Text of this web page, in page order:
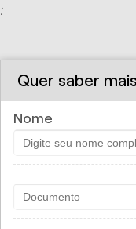
;
Quer saber
Nome